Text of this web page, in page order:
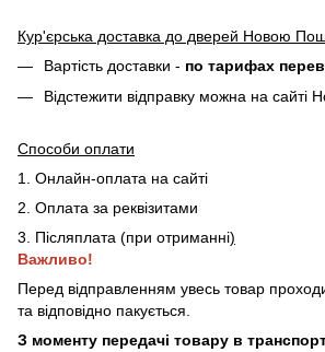
Кур'єрська доставка до дверей Новою
Вартість доставки - по тарифах
Відстежити відправку можна на сайті
Способи оплати
1. Онлайн-оплата на сайті
2. Оплата за реквізитами
3. Післяплата (при отриманні)
Важливо!
Перед відправленням увесь товар
та відповідно пакується.
З моменту передачі товару в